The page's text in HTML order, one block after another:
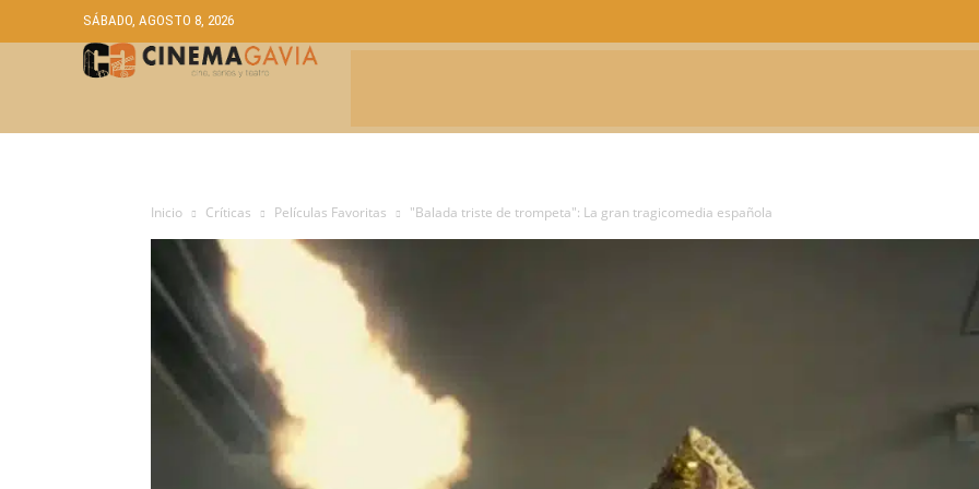
SÁBADO, AGOSTO 8, 2026
Inicio Críticas Películas Favoritas "Balada triste de trompeta": La gran tragicomedia española